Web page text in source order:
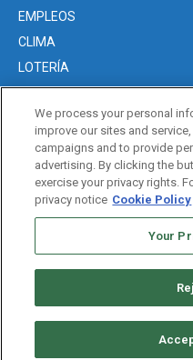
EMPLEOS
CLIMA
LOTERÍA
Acerca de nosotros
Advertise with Us/Anuncios
Politica de Privacidad
Editorial Guidelines
We process your personal
improve our sites and
campaigns and to provide
advertising. By clicking the
exercise your privacy rights.
privacy notice Cookie Policy
Your